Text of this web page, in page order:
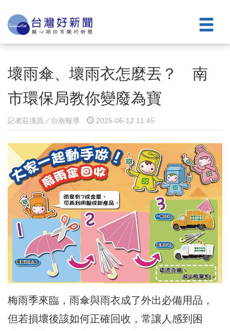
壞雨傘、壞雨衣怎麼丟？ 南
市環保局教你變廢為寶
記者莊漢昌／台南報導 2025-06-12 11:45
梅雨季來臨，雨傘與雨衣成了外出必備用品，
但若損壞後該如何正確回收，常讓人感到困